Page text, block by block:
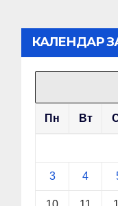
КАЛЕНДАР
Пн Вт
3 4